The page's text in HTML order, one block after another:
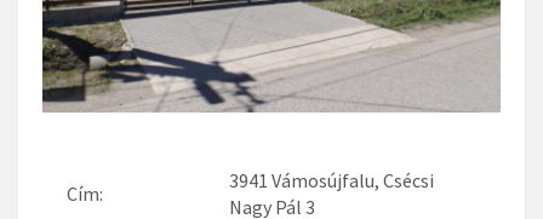
Cím:
3941 Vámosújfalu, Csécsi
Nagy Pál 3